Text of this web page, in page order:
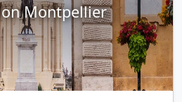
Montpellier